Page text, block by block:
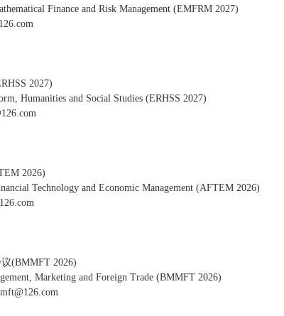
Finance and Risk Management (EMFRM 2027)
2027)
Humanities and Social Studies (ERHSS 2027)
2026)
Technology and Economic Management (AFTEM 2026)
(BMMFT 2026)
Marketing and Foreign Trade (BMMFT 2026)